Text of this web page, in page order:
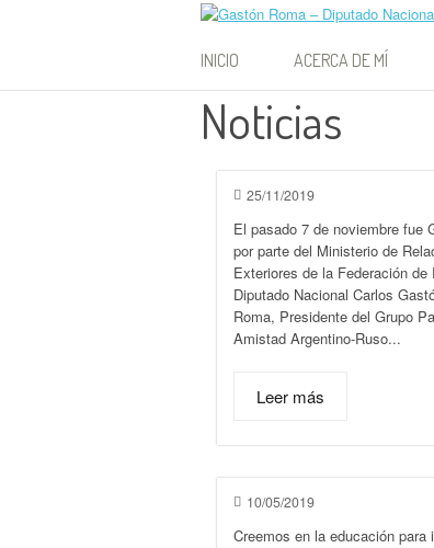
Gastón Roma
INICIO ACERCA DE MÍ
Noticias
25/11/2019
El pasado 7 de noviembre fue
por parte del Ministerio de
Exteriores de la Federación de
Diputado Nacional Carlos
Roma, Presidente del Grupo
Amistad Argentino-Ruso...
Leer más
10/05/2019
Creemos en la educación para